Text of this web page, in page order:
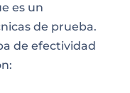
es un
de prueba.
de efectividad